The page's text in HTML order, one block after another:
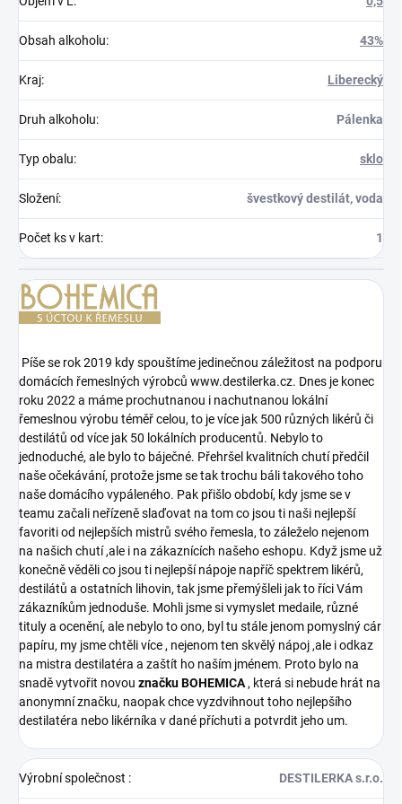
Obsah alkoholu: 43%
Kraj: Liberecký
Druh alkoholu: Pálenka
Typ obalu: sklo
Složení: švestkový destilát, voda
Počet ks v kart: 1
Píše se rok 2019 kdy spouštíme jedinečnou záležitost na podporu
domácích řemeslných výrobců www.destilerka.cz. Dnes je konec
roku 2022 a máme prochutnanou i nachutnanou lokální
řemeslnou výrobu téměř celou, to je více jak 500 různých likérů či
destilátů od více jak 50 lokálních producentů. Nebylo to
jednoduché, ale bylo to báječné. Přehršel kvalitních chutí předčil
naše očekávání, protože jsme se tak trochu báli takového toho
naše domácího vypáleného. Pak přišlo období, kdy jsme se v
teamu začali neřízeně slaďovat na tom co jsou ti naši nejlepší
favoriti od nejlepších mistrů svého řemesla, to záleželo nejenom
na našich chutí ,ale i na zákaznících našeho eshopu. Když jsme už
konečně věděli co jsou ti nejlepší nápoje napříč spektrem likérů,
destilátů a ostatních lihovin, tak jsme přemýšleli jak to říci Vám
zákazníkům jednoduše. Mohli jsme si vymyslet medaile, různé
tituly a ocenění, ale nebylo to ono, byl tu stále jenom pomyslný cár
papíru, my jsme chtěli více , nejenom ten skvělý nápoj ,ale i odkaz
na mistra destilatéra a zaštít ho naším jménem. Proto bylo na
snadě vytvořit novou značku BOHEMICA , která si nebude hrát na
anonymní značku, naopak chce vyzdvihnout toho nejlepšího
destilatéra nebo likérníka v dané příchuti a potvrdit jeho um.
Výrobní společnost : DESTILERKA s.r.o.